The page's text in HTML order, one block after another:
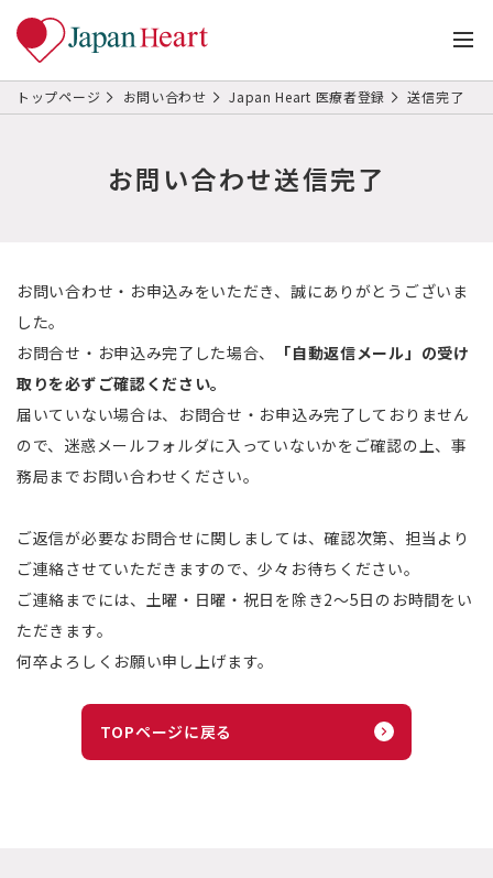
トップページ お問い合わせ Japan Heart 医療者登録 送信完了
お問い合わせ送信完了
お問い合わせ・お申込みをいただき、誠にありがとうございま
した。
お問合せ・お申込み完了した場合、
「自動返信メール」の受け
取りを必ずご確認ください。
届いていない場合は、お問合せ・お申込み完了しておりません
ので、迷惑メールフォルダに入っていないかをご確認の上、事
務局までお問い合わせください。
ご返信が必要なお問合せに関しましては、確認次第、担当より
ご連絡させていただきますので、少々お待ちください。
ご連絡までには、土曜・日曜・祝日を除き2～5日のお時間をい
ただきます。
何卒よろしくお願い申し上げます。
TOPページに戻る